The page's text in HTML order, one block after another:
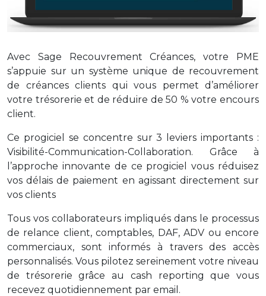
Avec Sage Recouvrement Créances, votre PME
s’appuie sur un système unique de recouvrement
de créances clients qui vous permet d’améliorer
votre trésorerie et de réduire de 50 % votre encours
client.
Ce progiciel se concentre sur 3 leviers importants :
Visibilité-Communication-Collaboration. Grâce à
l’approche innovante de ce progiciel vous réduisez
vos délais de paiement en agissant directement sur
vos clients
Tous vos collaborateurs impliqués dans le processus
de relance client, comptables, DAF, ADV ou encore
commerciaux, sont informés à travers des accès
personnalisés. Vous pilotez sereinement votre niveau
de trésorerie grâce au cash reporting que vous
recevez quotidiennement par email.